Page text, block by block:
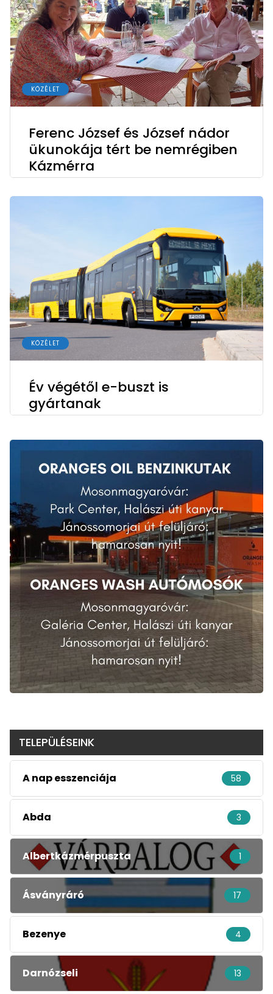
KÖZÉLET
Ferenc József és József nádor
ükunokája tért be nemrégiben
Kázmérra
KÖZÉLET
Év végétől e-buszt is
gyártanak
TELEPÜLÉSEINK
A nap esszenciája 58
Abda 3
Albertkázmérpuszta 1
Ásványráró 17
Bezenye 4
Darnózseli 13